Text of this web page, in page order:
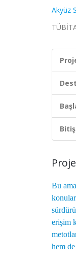
Akyüz
Bu
erişim
hem